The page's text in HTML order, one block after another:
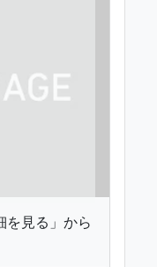
を見る」から